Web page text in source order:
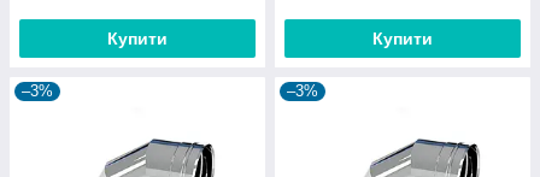
Купити Купити
–3% –3%